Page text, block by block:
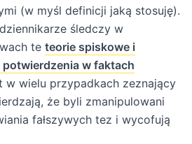
(w myśl definicji jaką stosuję).
śledczy w
te teorie spiskowe i
w faktach
w wielu przypadkach zeznający
że byli zmanipulowani
fałszywych tez i wycofują